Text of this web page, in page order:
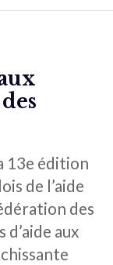
13e édition
de l’aide
des
d’aide aux